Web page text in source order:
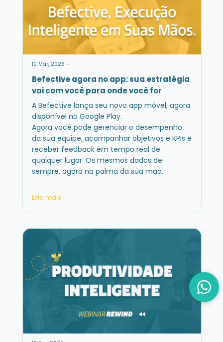
10 Mar, 2026 -
Befective agora no app: sua estratégia
vai com você para onde você for
A Befective lança seu novo app móvel, agora
disponível no Google Play.
Agora você pode gerenciar o desempenho
da sua equipe, acompanhar objetivos e KPIs e
receber feedback em tempo real de
qualquer lugar. Os mesmos dados de
sempre, agora na palma da sua mão.
Leia mais